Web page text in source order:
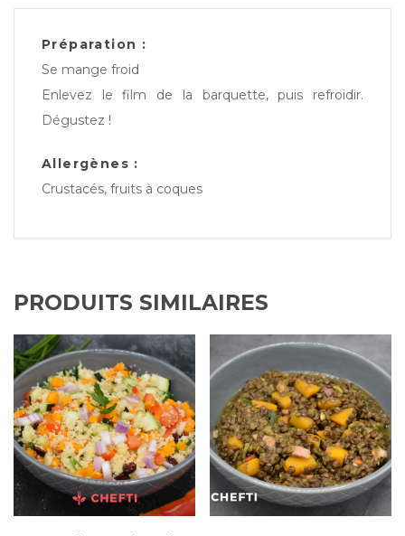
Préparation :
Se mange froid
Enlevez le film de la barquette, puis refroidir.
Dégustez !
Allergènes :
Crustacés, fruits à coques
PRODUITS SIMILAIRES